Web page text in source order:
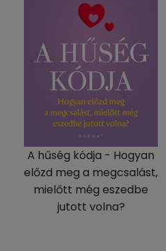
A hűség kódja - Hogyan
előzd meg a megcsalást,
mielőtt még eszedbe
jutott volna?